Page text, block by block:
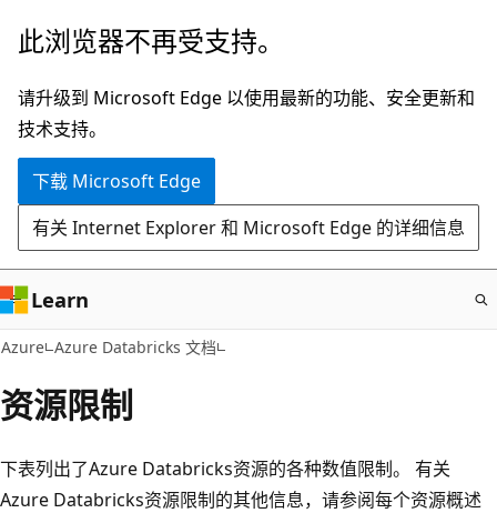
跳
主
要
内
此浏览器不再受支持。
请升级到 Microsoft Edge 以使用最新的功能、安全更新和
技术支持。
下载 Microsoft Edge
有关 Internet Explorer 和 Microsoft Edge 的详细信息
Learn
Azure Azure Databricks 文档
资源限制
下表列出了Azure Databricks资源的各种数值限制。 有关
Azure Databricks资源限制的其他信息，请参阅每个资源概述